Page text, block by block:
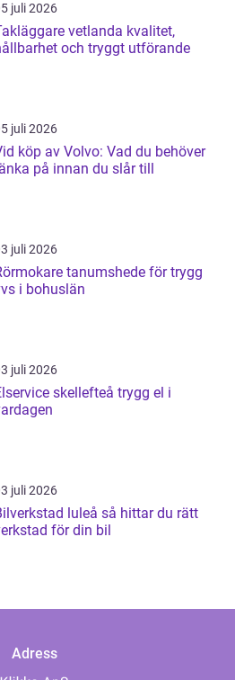
juli 2026
vetlanda kvalitet,
och tryggt utförande
juli 2026
köp av Volvo: Vad du behöver
på innan du slår till
juli 2026
tanumshede för trygg
i bohuslän
juli 2026
skellefteå trygg el i
juli 2026
luleå så hittar du rätt
för din bil
Adress